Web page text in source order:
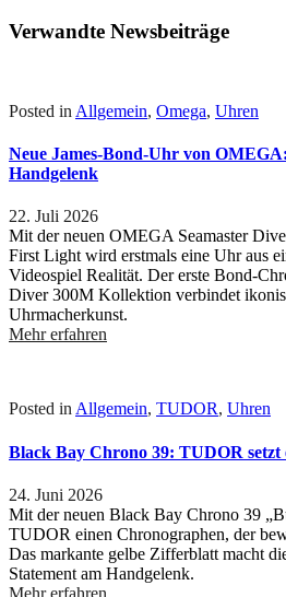
Verwandte Newsbeiträge
Posted in Allgemein, Omega, Uhren
Neue James-Bond-Uhr von
Handgelenk
22. Juli 2026
Mit der neuen OMEGA Seamaster
First Light wird erstmals eine Uhr aus
Videospiel Realität. Der erste Bond-
Diver 300M Kollektion verbindet
Uhrmacherkunst.
Mehr erfahren
Posted in Allgemein, TUDOR, Uhren
Black Bay Chrono 39: TUDOR setzt
24. Juni 2026
Mit der neuen Black Bay Chrono 39
TUDOR einen Chronographen, der
Das markante gelbe Zifferblatt macht
Statement am Handgelenk.
Mehr erfahren